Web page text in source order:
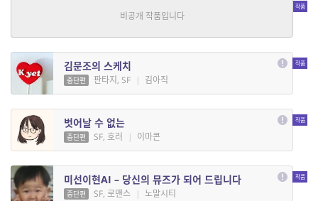
상인과 번화가의 들개들
판타지, 로맨스 낙엽비
김문조의 스케치
중단편 판타지, SF | 김아직
벗어날 수 없는
중단편 SF, 호러 | 이마콘
미선이현AI – 당신의 뮤즈가 되어 드립니다
중단편 SF, 로맨스 | 노말시티